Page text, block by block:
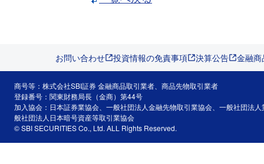
お問い合わせ 投資情報の免責事項 決算公告 金融
商号等：株式会社SBI証券 金融商品取引業者、商品先物取引業者
登録番号：関東財務局長（金商）第44号
加入協会：日本証券業協会、一般社団法人金融先物取引業協会、一般社団法
般社団法人日本暗号資産等取引業協会
© SBI SECURITIES Co., Ltd. ALL Rights Reserved.